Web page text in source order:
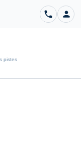
phone person
pistes